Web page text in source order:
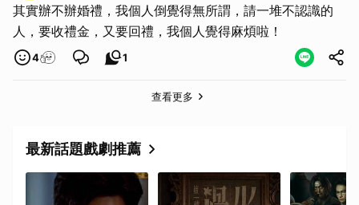
其實辦不辦婚禮，我個人倒覺得無所謂，請一堆不認識的
人，要收禮金，又要回禮，我個人覺得麻煩啦！
4 1
查看更多
最新話題戲劇推薦